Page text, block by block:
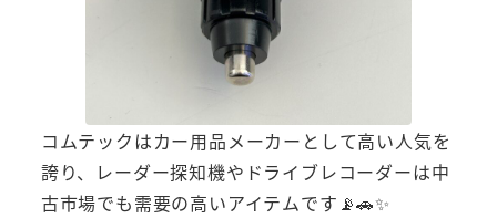
コムテックはカー用品メーカーとして高い人気を
誇り、レーダー探知機やドライブレコーダーは中
古市場でも需要の高いアイテムです📡🚗✨